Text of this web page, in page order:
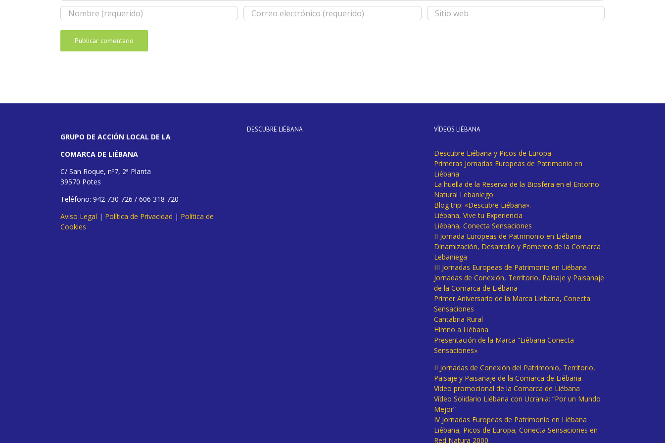
GRUPO DE ACCIÓN LOCAL DE LA
COMARCA DE LIÉBANA
C/ San Roque, nº7, 2ª Planta
39570 Potes
Teléfono: 942 730 726 / 606 318 720
Aviso Legal | Política de Privacidad | Política de
Cookies
DESCUBRE LIÉBANA VÍDEOS LIÉBANA
Descubre Liébana y Picos de Europa
Primeras Jornadas Europeas de Patrimonio en
Liébana
La huella de la Reserva de la Biosfera en el Entorno
Natural Lebaniego
Blog trip: «Descubre Liébana».
Liébana, Vive tu Experiencia
Liébana, Conecta Sensaciones
II Jornada Europeas de Patrimonio en Liébana
Dinamización, Desarrollo y Fomento de la Comarca
Lebaniega
III Jornadas Europeas de Patrimonio en Liébana
Jornadas de Conexión, Territorio, Paisaje y Paisanaje
de la Comarca de Liébana
Primer Aniversario de la Marca Liébana, Conecta
Sensaciones
Cantabria Rural
Himno a Liébana
Presentación de la Marca “Liébana Conecta
Sensaciones»
II Jornadas de Conexión del Patrimonio, Territorio,
Paisaje y Paisanaje de la Comarca de Liébana.
Vídeo promocional de la Comarca de Liébana
Vídeo Solidario Liébana con Ucrania: “Por un Mundo
Mejor”
IV Jornadas Europeas de Patrimonio en Liébana
Liébana, Picos de Europa, Conecta Sensaciones en
Red Natura 2000